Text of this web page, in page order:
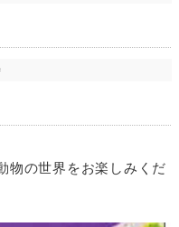
物の世界をお楽しみくだ